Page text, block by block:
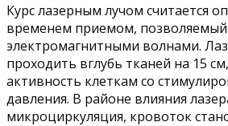
Курс лазерным лучом считается
временем приемом,
электромагнитными волнами.
проходить вглубь тканей на 15
активность клеткам со
давления. В районе влияния
микроциркуляция, кровоток